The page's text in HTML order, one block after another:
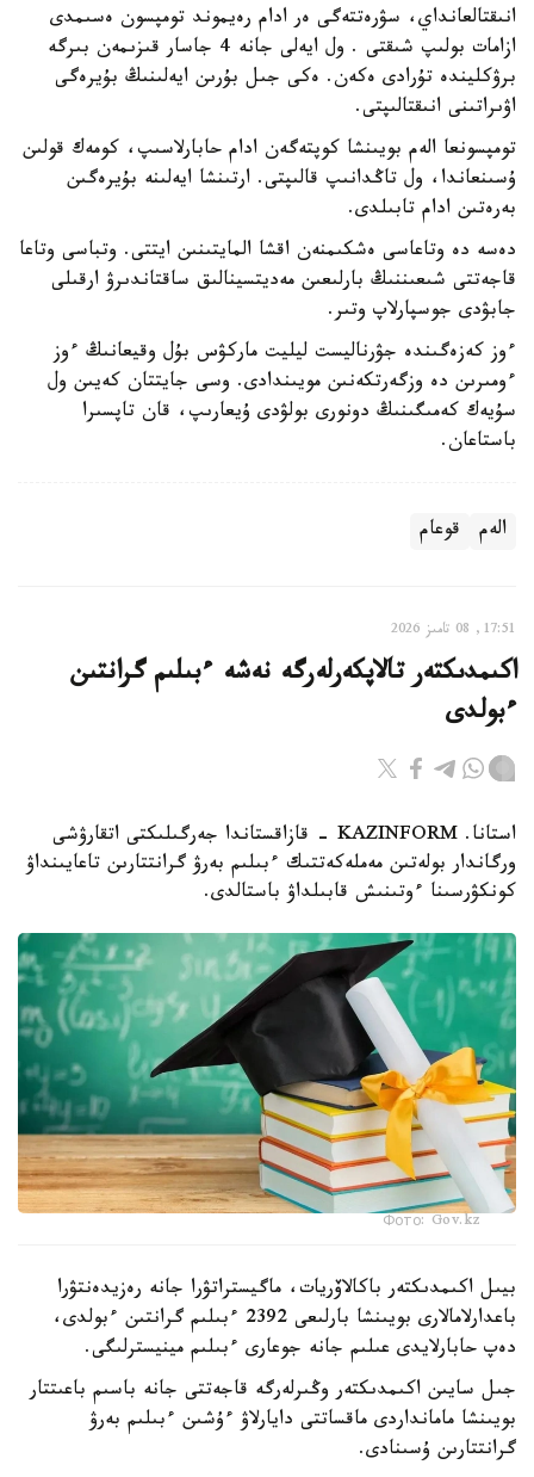
انىقتالعانداي، سۋرەتتەگى ەر ادام رەيموند تومپسون ەسىمدى
ازامات بولىپ شىقتى . ول ايەلى جانە 4 جاسار قىزىمەن بىرگە
برۋكليندە تۇرادى ەكەن. ەكى جىل بۇرىن ايەلىنىڭ بۇيرەگى
اۋىراتىنى انىقتالىپتى.
تومپسونعا الەم بويىنشا كوپتەگەن ادام حابارلاسىپ، كومەك قولىن
ۇسىنعاندا، ول تاڭدانىپ قالىپتى. ارتىنشا ايەلىنە بۇيرەگىن
بەرەتىن ادام تابىلدى.
دەسە دە وتاعاسى ەشكىمنەن اقشا المايتىنىن ايتتى. وتباسى وتاعا
قاجەتتى شىعىننىڭ بارلىعىن مەديتسينالىق ساقتاندىرۋ ارقىلى
جابۋدى جوسپارلاپ وتىر.
ءوز كەزەگىندە جۋرناليست ليليت ماركۋس بۇل وقيعانىڭ ءوز
ءومىرىن دە وزگەرتكەنىن مويىندادى. وسى جايتتان كەيىن ول
سۇيەك كەمىگىنىڭ دونورى بولۋدى ۇيعارىپ، قان تاپسىرا
باستاعان.
الەم قوعام
17:51, 08 تامىز 2026
اكىمدىكتەر تالاپكەرلەرگە نەشە ءبىلىم گرانتىن
ءبولدى
استانا. KAZINFORM - قازاقستاندا جەرگىلىكتى اتقارۋشى
ورگاندار بولەتىن مەملەكەتتىك ءبىلىم بەرۋ گرانتتارىن تاعايىنداۋ
كونكۋرسىنا ءوتىنىش قابىلداۋ باستالدى.
Фото: Gov.kz
بيىل اكىمدىكتەر باكالاۆريات، ماگيستراتۋرا جانە رەزيدەنتۋرا
باعدارلامالارى بويىنشا بارلىعى 2392 ءبىلىم گرانتىن ءبولدى،
دەپ حابارلايدى عىلىم جانە جوعارى ءبىلىم مينيسترلىگى.
جىل سايىن اكىمدىكتەر وڭىرلەرگە قاجەتتى جانە باسىم باعىتتار
بويىنشا مامانداردى ماقساتتى دايارلاۋ ءۇشىن ءبىلىم بەرۋ
گرانتتارىن ۇسىنادى.